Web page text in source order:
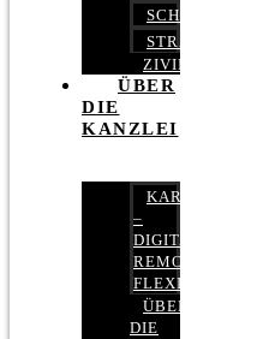
SCHUFARECHT
STRAFRECHT
ZIVILRECHT
ÜBER
DIE
KANZLEI
KARRIERE
–
DIGITAL,
REMOTE,
FLEXIBEL
ÜBER
DIE